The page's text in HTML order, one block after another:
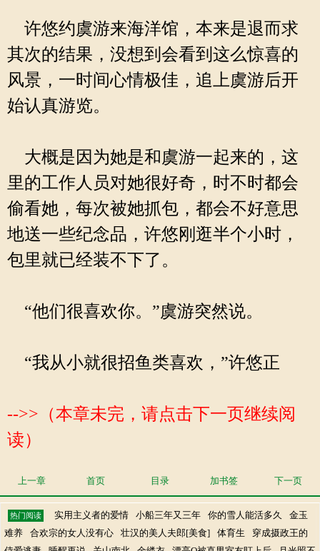
许悠约虞游来海洋馆，本来是退而求
其次的结果，没想到会看到这么惊喜的
风景，一时间心情极佳，追上虞游后开
始认真游览。
大概是因为她是和虞游一起来的，这
里的工作人员对她很好奇，时不时都会
偷看她，每次被她抓包，都会不好意思
地送一些纪念品，许悠刚逛半个小时，
包里就已经装不下了。
“他们很喜欢你。”虞游突然说。
“我从小就很招鱼类喜欢，”许悠正
-->>（本章未完，请点击下一页继续阅
读）
上一章 首页 目录 加书签 下一页
热门阅读 实用主义者的爱情 小船三年又三年 你的雪人能活多久
金玉
难养
合欢宗的女人没有心 壮汉的美人夫郎[美食] 体育生
穿成摄政王的